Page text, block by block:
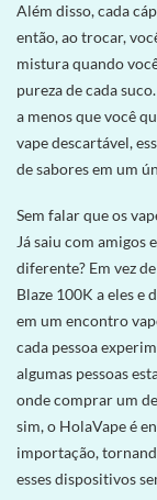
Além disso, cada
então, ao trocar,
mistura quando
pureza de cada
a menos que você
vape descartável,
de sabores em um
Sem falar que os
Já saiu com amigos
diferente? Em vez
Blaze 100K a eles e
em um encontro
cada pessoa
algumas pessoas
onde comprar um
sim, o HolaVape é
importação,
esses dispositivos